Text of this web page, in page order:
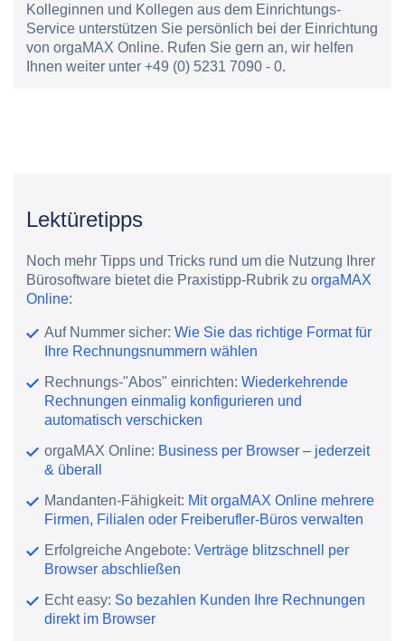
Kolleginnen und Kollegen aus dem Einrichtungs-
Service unterstützen Sie persönlich bei der Einrichtung
von orgaMAX Online. Rufen Sie gern an, wir helfen
Ihnen weiter unter +49 (0) 5231 7090 - 0.
Lektüretipps
Noch mehr Tipps und Tricks rund um die Nutzung Ihrer
Bürosoftware bietet die Praxistipp-Rubrik zu orgaMAX
Online:
Auf Nummer sicher: Wie Sie das richtige Format für
Ihre Rechnungsnummern wählen
Rechnungs-"Abos" einrichten: Wiederkehrende
Rechnungen einmalig konfigurieren und
automatisch verschicken
orgaMAX Online: Business per Browser – jederzeit
& überall
Mandanten-Fähigkeit: Mit orgaMAX Online mehrere
Firmen, Filialen oder Freiberufler-Büros verwalten
Erfolgreiche Angebote: Verträge blitzschnell per
Browser abschließen
Echt easy: So bezahlen Kunden Ihre Rechnungen
direkt im Browser